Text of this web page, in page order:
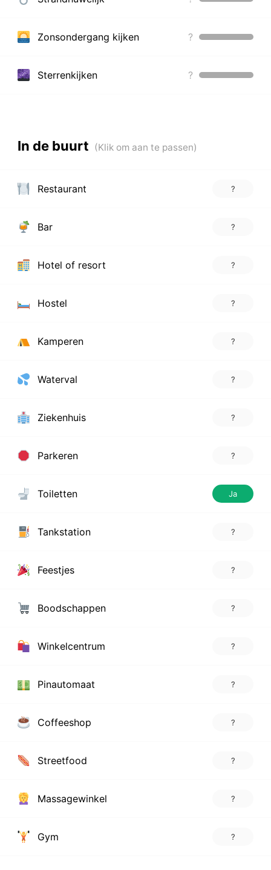
Zonsondergang kijken ?
Sterrenkijken ?
In de buurt
Restaurant ?
Bar ?
Hotel of resort ?
Hostel ?
Kamperen ?
Waterval ?
Ziekenhuis ?
Parkeren ?
Toiletten Ja
Tankstation ?
Feestjes ?
Boodschappen ?
Winkelcentrum ?
Pinautomaat ?
Coffeeshop ?
Streetfood ?
Massagewinkel ?
Gym ?